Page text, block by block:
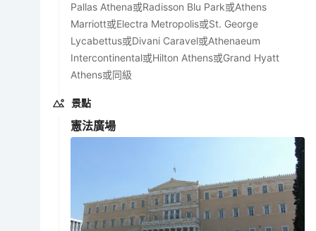
Pallas Athena或Radisson Blu Park或Athens
Marriott或Electra Metropolis或St. George
Lycabettus或Divani Caravel或Athenaeum
Intercontinental或Hilton Athens或Grand Hyatt
Athens或同級
景點
憲法廣場